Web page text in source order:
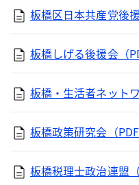
板橋区日本共産党後
板橋しげる後援会（
板橋・生活者ネット
板橋政策研究会（
板橋税理士政治連盟